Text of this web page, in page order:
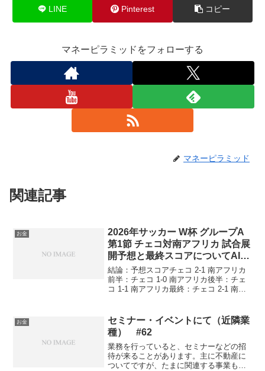
LINE Pinterest コピー
マネーピラミッドをフォローする
マネーピラミッド
関連記事
お金
2026年サッカー W杯 グループA
第1節 チェコ対南アフリカ 試合展
開予想と最終スコアについてAI予
想しました 番外編♯2
結論：予想スコアチェコ 2-1 南アフリカ
前半：チェコ 1-0 南アフリカ後半：チェ
コ 1-1 南アフリカ最終：チェコ 2-1 南ア
南アフリカが一度カウンターで追いつ
く...
お金
セミナー・イベントにて（近隣業
種） #62
業務を行っていると、セミナーなどの招
待が来ることがあります。主に不動産に
ついてですが、たまに関連する事業もあ